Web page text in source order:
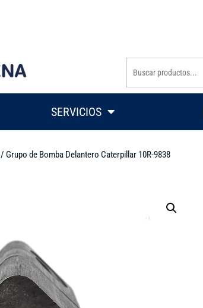
SERVICIOS
/ Grupo de Bomba Delantero Caterpillar 10R-9838